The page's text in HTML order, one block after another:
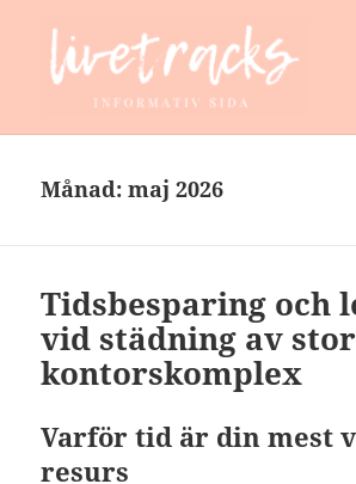
Månad:maj 2026
Tidsbesparing och
vid städning av
kontorskomplex
Varför tid är din mest
resurs